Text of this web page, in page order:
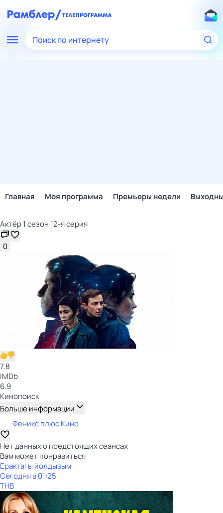
Поиск по интернету
Главная Моя программа Премьеры недели
Актёр 1 сезон 12-я серия
0
7.8
IMDb
6.9
Кинопоиск
Больше информации
Феникс плюс Кино
Нет данных о предстоящих сеансах
Вам может понравиться
Ерактагы йолдызым
Сегодня в 01:25
ТНВ